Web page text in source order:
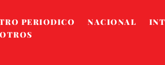
PERIODICO NACIONAL